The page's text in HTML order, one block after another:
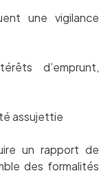
une vigilance
d’emprunt,
assujettie
un rapport de
des formalités